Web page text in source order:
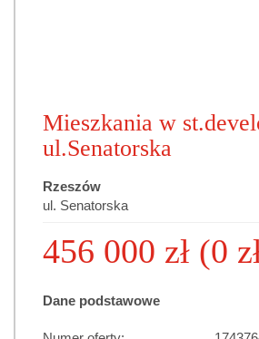
Mieszkania w
ul.Senatorska
Rzeszów
ul. Senatorska
456 000 zł (0
Dane podstawowe